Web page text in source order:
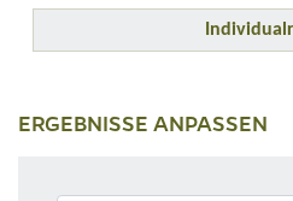
ERGEBNISSE ANPASSEN